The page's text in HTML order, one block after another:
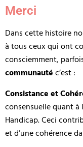
Merci
Dans cette histoire
à tous ceux qui ont
consciemment,
communautéc’est :
Consistance et
consensuelle quant à
Handicap. Ceci
et d’une cohérence